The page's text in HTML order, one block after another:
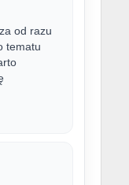
od razu
tematu